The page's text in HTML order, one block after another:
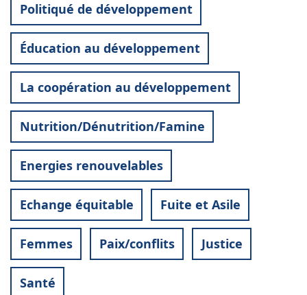
Politiqué de développement
Éducation au développement
La coopération au développement
Nutrition/Dénutrition/Famine
Energies renouvelables
Echange équitable Fuite et Asile
Femmes Paix/conflits Justice
Santé